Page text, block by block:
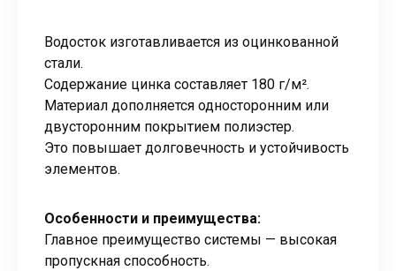
Водосток изготавливается из оцинкованной
стали.
Содержание цинка составляет 180 г/м².
Материал дополняется односторонним или
двусторонним покрытием полиэстер.
Это повышает долговечность и устойчивость
элементов.
Особенности и преимущества:
Главное преимущество системы — высокая
пропускная способность.